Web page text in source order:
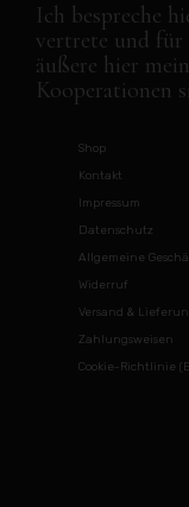
Ich bespreche
vertrete und für
äußere hier
Kooperationen
Shop
Kontakt
Impressum
Datenschutz
Allgemeine
Widerruf
Versand &
Zahlungsweisen
Cookie-Richtlinie